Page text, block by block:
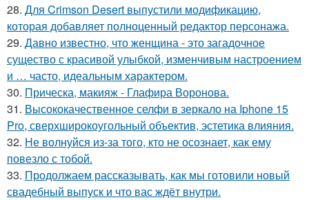
28. Для Crimson Desert выпустили модификацию,
которая добавляет полноценный редактор персонажа.
29. Давно известно, что женщина - это загадочное
существо с красивой улыбкой, изменчивым настроением
и … часто, идеальным характером.
30. Прическа, макияж - Глафира Воронова.
31. Высококачественное селфи в зеркало на Iphone 15
Pro, сверхширокоугольный объектив, эстетика влияния.
32. Не волнуйся из-за того, кто не осознает, как ему
повезло с тобой.
33. Продолжаем рассказывать, как мы готовили новый
свадебный выпуск и что вас ждёт внутри.